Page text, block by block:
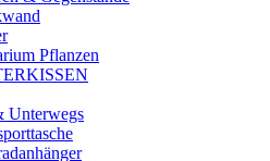
Pflanzen
Unterwegs